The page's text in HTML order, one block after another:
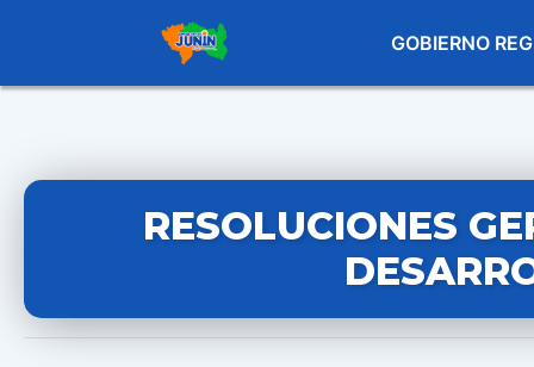
GOBIERNO
RESOLUCIONES